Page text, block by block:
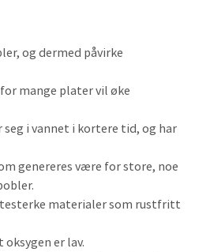
og dermed påvirke
mange plater vil øke
i vannet i kortere tid, og har
genereres være for store, noe
materialer som rustfritt
er lav.